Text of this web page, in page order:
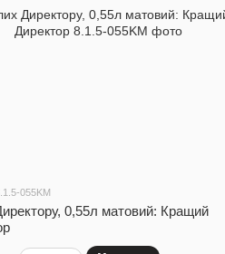
055KM
0,55л матовий: Кращий